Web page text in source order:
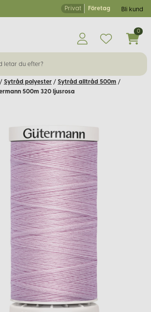
Privat Företag Bli kund
0
/ Sytråd polyester / Sytråd alltråd 500m /
500m 320 ljusrosa